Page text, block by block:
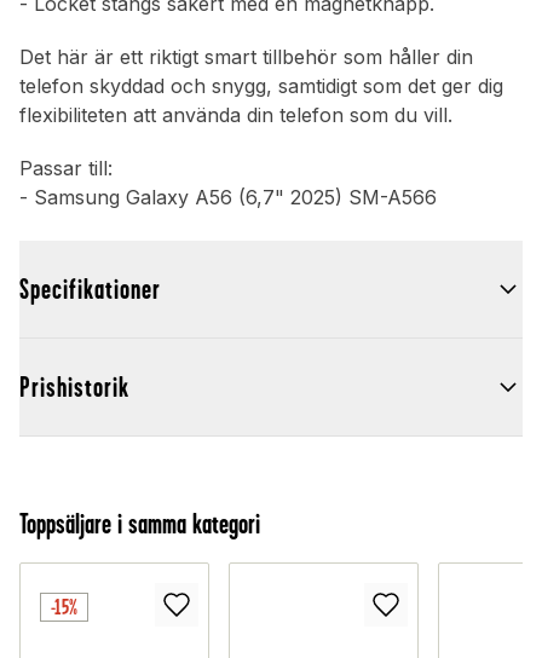
Det här är ett riktigt smart tillbehör som håller din
telefon skyddad och snygg, samtidigt som det ger dig
flexibiliteten att använda din telefon som du vill.
Passar till:
- Samsung Galaxy A56 (6,7" 2025) SM-A566
Specifikationer
Prishistorik
Toppsäljare i samma kategori
-15%